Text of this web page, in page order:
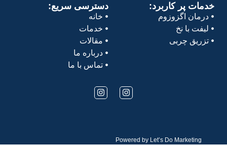
خدمات پر کاربرد:
درمان اگزوزوم
لیفت با نخ
تزریق چربی
دسترسی سریع:
خانه
خدمات
مقالات
درباره ما
تماس با ما
Powered by Let’s Do Marketing